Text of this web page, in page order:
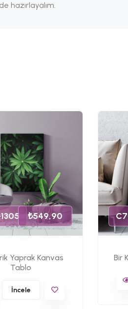
hazırlayalım.
₺549,90
Yaprak Kanvas
Tablo
İncele
Bir